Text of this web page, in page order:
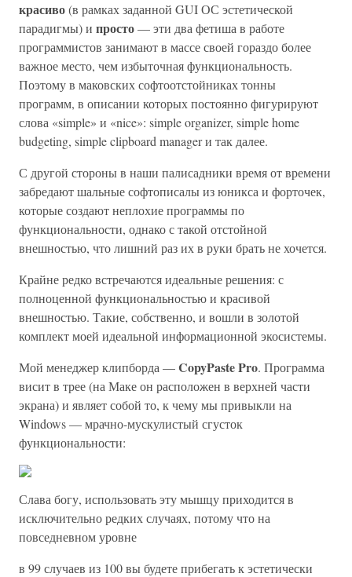
красиво(в рамках заданной GUI ОС эстетической
парадигмы) и просто— эти два фетиша в работе
программистов занимают в массе своей гораздо более
важное место, чем избыточная функциональность.
Поэтому в маковских софтоотстойниках тонны
программ, в описании которых постоянно фигурируют
слова «simple» и «nice»: simple organizer, simple home
budgeting, simple clipboard manager и так далее.
С другой стороны в наши палисадники время от времени
забредают шальные софтописалы из юникса и форточек,
которые создают неплохие программы по
функциональности, однако с такой отстойной
внешностью, что лишний раз их в руки брать не хочется.
Крайне редко встречаются идеальные решения: с
полноценной функциональностью и красивой
внешностью. Такие, собственно, и вошли в золотой
комплект моей идеальной информационной экосистемы.
Мой менеджер клипборда —CopyPaste Pro. Программа
висит в трее (на Маке он расположен в верхней части
экрана) и являет собой то, к чему мы привыкли на
Windows — мрачно-мускулистый сгусток
функциональности:
Слава богу, использовать эту мышцу приходится в
исключительно редких случаях, потому что на
повседневном уровне
в 99 случаев из 100 вы будете прибегать к эстетически